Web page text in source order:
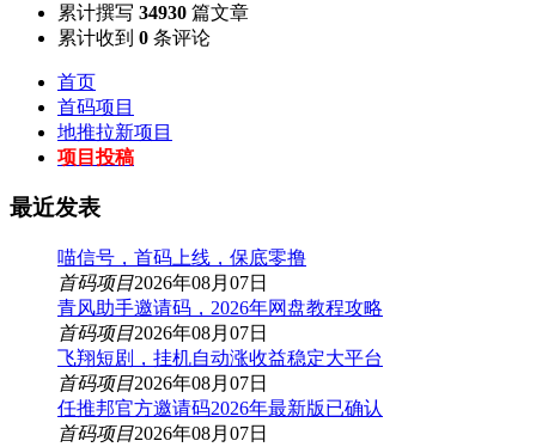
累计撰写 34930 篇文章
累计收到 0 条评论
首页
首码项目
地推拉新项目
项目投稿
最近发表
喵信号，首码上线，保底零撸
首码项目2026年08月07日
青风助手邀请码，2026年网盘教程攻略
首码项目2026年08月07日
飞翔短剧，挂机自动涨收益稳定大平台
首码项目2026年08月07日
任推邦官方邀请码2026年最新版已确认
首码项目2026年08月07日